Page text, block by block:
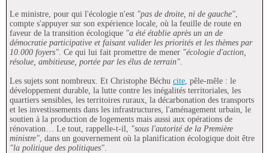
Le ministre, pour qui l'écologie n'est "pas de droite, ni de gauche",
compte s'appuyer sur son expérience locale, où la feuille de route en
faveur de la transition écologique "a été établie après un an de
démocratie participative et faisant valider les priorités et les thèmes par
10.000 foyers". Ce qui lui fait promettre de mener "écologie d'action,
résolue, ambitieuse, portée par les élus de terrain".
Les sujets sont nombreux. Et Christophe Béchu cite, pêle-mêle : le
développement durable, la lutte contre les inégalités territoriales, les
quartiers sensibles, les territoires ruraux, la décarbonation des transports
et les investissements dans les infrastructures, l'aménagement urbain, le
soutien à la production de logements mais aussi aux opérations de
rénovation… Le tout, rappelle-t-il, "sous l'autorité de la Première
ministre", dans un gouvernement où la planification écologique doit être
"la politique des politiques".